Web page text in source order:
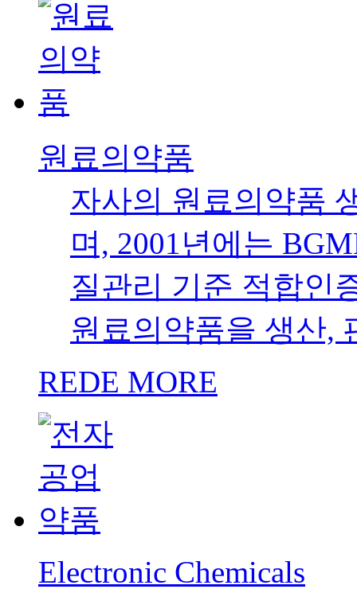
원료의약품
자사의 원료의약품
며, 2001년에는
질관리 기준 적합인
원료의약품을 생산,
REDE MORE
Electronic Chemicals